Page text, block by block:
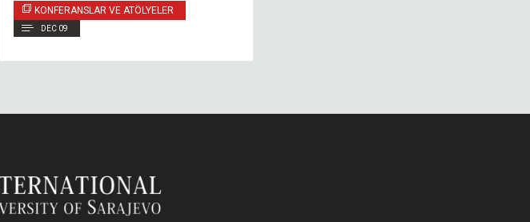
KONFERANSLAR VE ATÖLYELER
DEC 09